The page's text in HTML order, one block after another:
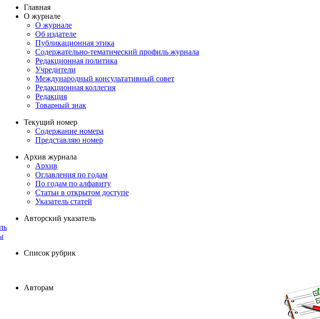
Главная
О журнале
О журнале
Об издателе
Публикационная этика
Содержательно-тематический профиль журнала
Редакционная политика
Учредители
Международный консультативный совет
Редакционная коллегия
Редакция
Товарный знак
Текущий номер
Содержание номера
Представляю номер
Архив журнала
Архив
Оглавления по годам
По годам по алфавиту
Статьи в открытом доступе
Указатель статей
Авторский указатель
Список рубрик
Авторам